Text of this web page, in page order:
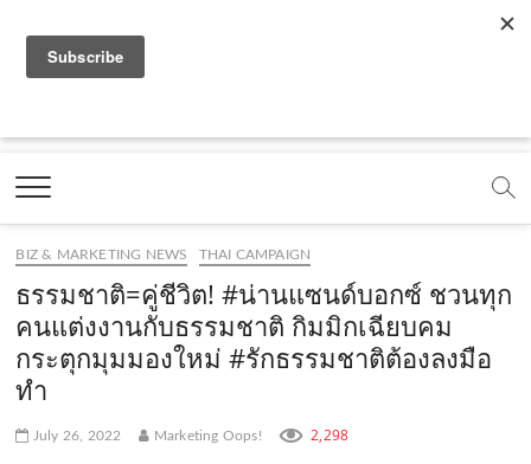
a
e
b
o
o
k
.
c
o
o
t
b
e
.
c
m
.
o
e
m
e
t
g
r
a
m
c
t
k
.
c
o
Marketing Oops!
DIGITAL | CREATIVE | ADVERTISING | CAMPAIGN |
BIZ & MARKETING NEWS THAI CAMPAIGN
ธรรมชาติ=คู่ชีวิต! #น่านแซนด์บอกซ์ ชวนทุก
คนแต่งงานกับธรรมชาติ กิมมิกเฉียบคม
กระตุกมุมมองใหม่ #รักธรรมชาติต้องลงมือ
ทำ
July 26, 2022 Marketing Oops! 2,298